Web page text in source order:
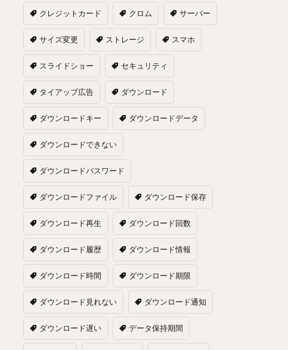
クレジットカード クロム サーバー
サイズ変更 ストレージ スマホ
スライドショー セキュリティ
タイアップ広告 ダウンロード
ダウンロードキー ダウンロードデータ
ダウンロードできない
ダウンロードパスワード
ダウンロードファイル ダウンロード保存
ダウンロード再生 ダウンロード回数
ダウンロード履歴 ダウンロード情報
ダウンロード時間 ダウンロード期限
ダウンロード見れない ダウンロード通知
ダウンロード遅い データ保持期間